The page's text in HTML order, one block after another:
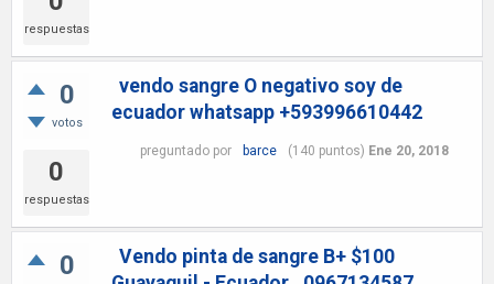
respuestas
0
votos
0
respuestas
vendo sangre O negativo soy de
ecuador whatsapp +593996610442
preguntado por barce (140 puntos) Ene 20, 2018
0
Vendo pinta de sangre B+ $100